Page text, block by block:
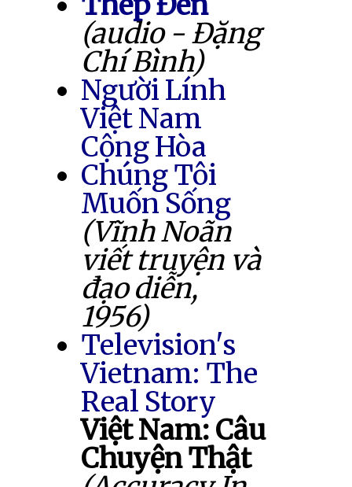
(audio - Đặng
Chí Bình)
Người Lính
Việt Nam
Cộng Hòa
Chúng Tôi
Muốn Sống
(Vĩnh Noãn
viết truyện và
đạo diễn,
1956)
Television's
Vietnam: The
Real Story
Việt Nam: Câu
Chuyện Thật